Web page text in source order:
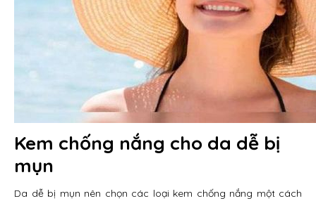
Kem chống nắng cho da dễ bị
mụn
Da dễ bị mụn nên chọn các loại kem chống nắng một cách